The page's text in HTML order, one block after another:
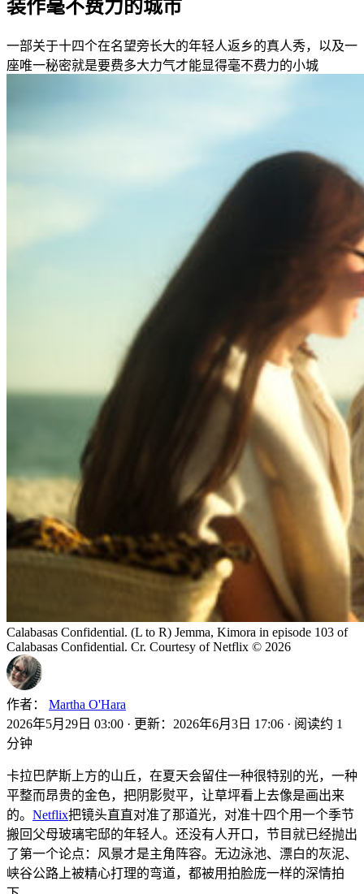
装作毫不费力的城市
一部关于十四个在名望旁长大的年轻人返乡的真人秀，以及一
座唯一秘密就是要费多大力气才能显得毫不费力的小城
Calabasas Confidential. (L to R) Jemma, Kimora in episode 103 of
Calabasas Confidential. Cr. Courtesy of Netflix © 2026
作者：
Martha O'Hara
2026年5月29日 03:00 · 更新：2026年6月3日 17:06 · 阅读约 1
分钟
卡拉巴萨斯上方的山丘，在夏天会留住一种很特别的光，一种
平整而昂贵的金色，把阴影熨平，让草坪看上去像是画出来
的。 Netflix把镜头直直对准了那道光，对准十四个用一个季节
搬回父母玻璃宅邸的年轻人。还没有人开口，节目就已经抛出
了第一个论点：风景才是主角阵容。无边泳池、漂白的灰泥、
峡谷公路上被精心打理的弯道，都被用拍脸庞一样的深情拍